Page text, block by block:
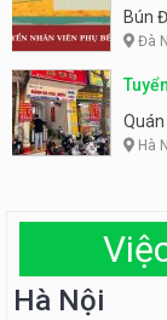
Tiên
Bún
Đà
Hà
Hà Nội